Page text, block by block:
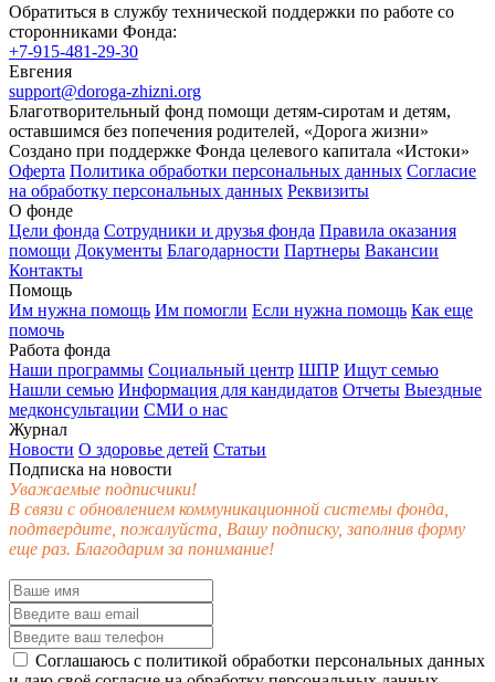
Обратиться в службу технической поддержки по работе со
сторонниками Фонда:
+7-915-481-29-30
Евгения
support@doroga-zhizni.org
Благотворительный фонд помощи детям-сиротам и детям,
оставшимся без попечения родителей, «Дорога жизни»
Создано при поддержке Фонда целевого капитала «Истоки»
Оферта Политика обработки персональных данных Согласие
на обработку персональных данных Реквизиты
О фонде
Цели фонда Сотрудники и друзья фонда Правила оказания
помощи Документы Благодарности Партнеры Вакансии
Контакты
Помощь
Им нужна помощь Им помогли Если нужна помощь Как еще
помочь
Работа фонда
Наши программы Социальный центр ШПР Ищут семью
Нашли семью Информация для кандидатов Отчеты Выездные
медконсультации СМИ о нас
Журнал
Новости О здоровье детей Статьи
Подписка на новости
Уважаемые подписчики!
В связи с обновлением коммуникационной системы фонда,
подтвердите, пожалуйста, Вашу подписку, заполнив форму
еще раз. Благодарим за понимание!
Соглашаюсь с политикой обработки персональных данных